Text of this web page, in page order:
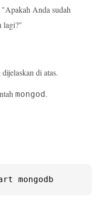
Anda sudah
lagi?"
di atas.
mongod.
mongodb